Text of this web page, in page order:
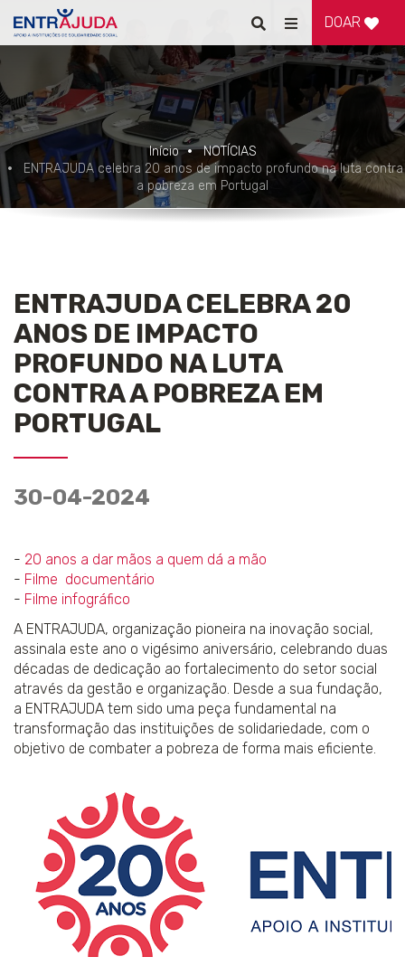
Pesquisar
Alternar
de
navegação
DOAR
Início
NOTÍCIAS
ENTRAJUDA celebra 20 anos de impacto profundo na luta contra
a pobreza em Portugal
ENTRAJUDA CELEBRA 20
ANOS DE IMPACTO
PROFUNDO NA LUTA
CONTRA A POBREZA EM
PORTUGAL
30-04-2024
- 20 anos a dar mãos a quem dá a mão
- Filme documentário
- Filme infográfico
A ENTRAJUDA, organização pioneira na inovação social,
assinala este ano o vigésimo aniversário, celebrando duas
décadas de dedicação ao fortalecimento do setor social
através da gestão e organização. Desde a sua fundação,
a ENTRAJUDA tem sido uma peça fundamental na
transformação das instituições de solidariedade, com o
objetivo de combater a pobreza de forma mais eficiente.